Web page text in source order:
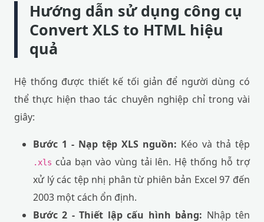
Hướng dẫn sử dụng công cụ
Convert XLS to HTML hiệu
quả
Hệ thống được thiết kế tối giản để người dùng có
thể thực hiện thao tác chuyên nghiệp chỉ trong vài
giây:
Bước 1 - Nạp tệp XLS nguồn: Kéo và thả tệp
.xls của bạn vào vùng tải lên. Hệ thống hỗ trợ
xử lý các tệp nhị phân từ phiên bản Excel 97 đến
2003 một cách ổn định.
Bước 2 - Thiết lập cấu hình bảng: Nhập tên